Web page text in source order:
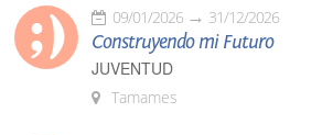
09/01/2026 31/12/2026
Construyendo mi Futuro
JUVENTUD
Tamames